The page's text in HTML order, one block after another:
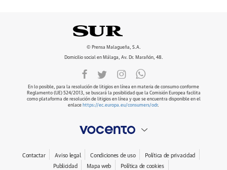
© Prensa Malagueña, S.A.
Domicilio social en Málaga, Av. Dr. Marañón, 48.
En lo posible, para la resolución de litigios en línea en materia de consumo conforme
Reglamento (UE) 524/2013, se buscará la posibilidad que la Comisión Europea facilita
como plataforma de resolución de litigios en línea y que se encuentra disponible en el
enlace https://ec.europa.eu/consumers/odr.
Contactar Aviso legal Condiciones de uso
Política de privacidad
Publicidad
Mapa web Política de cookies